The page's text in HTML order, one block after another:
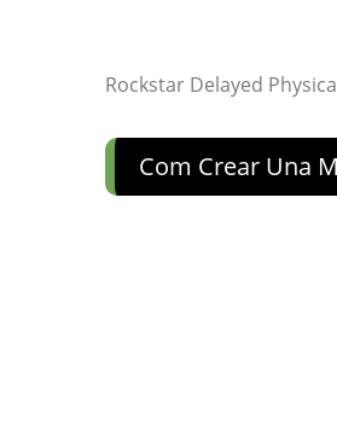
Rockstar Delayed
Com Crear Una